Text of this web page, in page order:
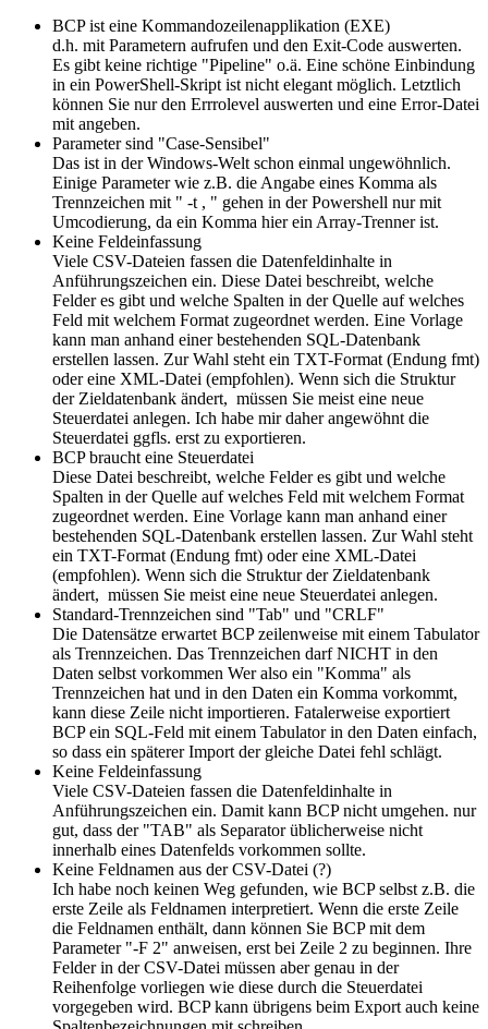
BCP ist eine Kommandozeilenapplikation (EXE)
d.h. mit Parametern aufrufen und den Exit-Code auswerten.
Es gibt keine richtige "Pipeline" o.ä. Eine schöne Einbindung
in ein PowerShell-Skript ist nicht elegant möglich. Letztlich
können Sie nur den Errrolevel auswerten und eine Error-Datei
mit angeben.
Parameter sind "Case-Sensibel"
Das ist in der Windows-Welt schon einmal ungewöhnlich.
Einige Parameter wie z.B. die Angabe eines Komma als
Trennzeichen mit " -t , " gehen in der Powershell nur mit
Umcodierung, da ein Komma hier ein Array-Trenner ist.
Keine Feldeinfassung
Viele CSV-Dateien fassen die Datenfeldinhalte in
Anführungszeichen ein. Diese Datei beschreibt, welche
Felder es gibt und welche Spalten in der Quelle auf welches
Feld mit welchem Format zugeordnet werden. Eine Vorlage
kann man anhand einer bestehenden SQL-Datenbank
erstellen lassen. Zur Wahl steht ein TXT-Format (Endung fmt)
oder eine XML-Datei (empfohlen). Wenn sich die Struktur
der Zieldatenbank ändert, müssen Sie meist eine neue
Steuerdatei anlegen. Ich habe mir daher angewöhnt die
Steuerdatei ggfls. erst zu exportieren.
BCP braucht eine Steuerdatei
Diese Datei beschreibt, welche Felder es gibt und welche
Spalten in der Quelle auf welches Feld mit welchem Format
zugeordnet werden. Eine Vorlage kann man anhand einer
bestehenden SQL-Datenbank erstellen lassen. Zur Wahl steht
ein TXT-Format (Endung fmt) oder eine XML-Datei
(empfohlen). Wenn sich die Struktur der Zieldatenbank
ändert, müssen Sie meist eine neue Steuerdatei anlegen.
Standard-Trennzeichen sind "Tab" und "CRLF"
Die Datensätze erwartet BCP zeilenweise mit einem Tabulator
als Trennzeichen. Das Trennzeichen darf NICHT in den
Daten selbst vorkommen Wer also ein "Komma" als
Trennzeichen hat und in den Daten ein Komma vorkommt,
kann diese Zeile nicht importieren. Fatalerweise exportiert
BCP ein SQL-Feld mit einem Tabulator in den Daten einfach,
so dass ein späterer Import der gleiche Datei fehl schlägt.
Keine Feldeinfassung
Viele CSV-Dateien fassen die Datenfeldinhalte in
Anführungszeichen ein. Damit kann BCP nicht umgehen. nur
gut, dass der "TAB" als Separator üblicherweise nicht
innerhalb eines Datenfelds vorkommen sollte.
Keine Feldnamen aus der CSV-Datei (?)
Ich habe noch keinen Weg gefunden, wie BCP selbst z.B. die
erste Zeile als Feldnamen interpretiert. Wenn die erste Zeile
die Feldnamen enthält, dann können Sie BCP mit dem
Parameter "-F 2" anweisen, erst bei Zeile 2 zu beginnen. Ihre
Felder in der CSV-Datei müssen aber genau in der
Reihenfolge vorliegen wie diese durch die Steuerdatei
vorgegeben wird. BCP kann übrigens beim Export auch keine